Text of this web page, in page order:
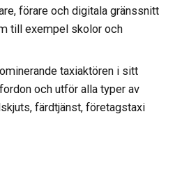
förare och digitala gränssnitt
till exempel skolor och
taxiaktören i sitt
och utför alla typer av
färdtjänst, företagstaxi